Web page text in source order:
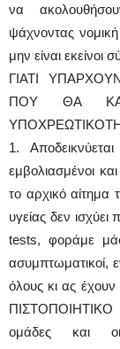
να
ψάχνοντας
μην είναι εκείνοι
ΓΙΑΤΙ
ΠΟΥ ΘΑ
1.
εμβολιασμένοι
το αρχικό αίτημα
υγείας δεν
tests, φοράμε
ασυμπτωματικοί,
όλους κι ας
ομάδες και